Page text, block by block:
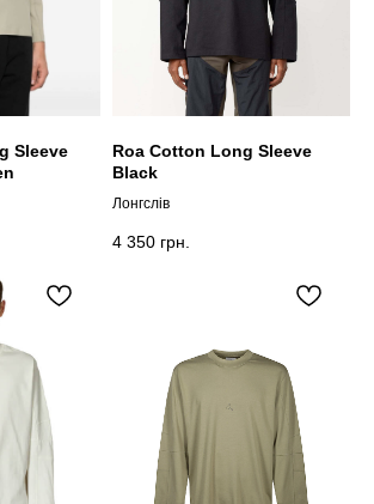
Sleeve
Roa Сotton Long Sleeve
Black
Лонгслів
4 350 грн.